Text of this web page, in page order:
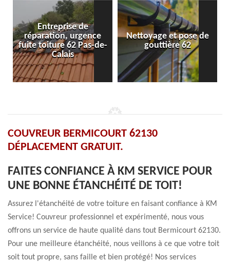
Nettoyage et pose de
gouttière 62
Pose et réparation de
velux 62
COUVREUR BERMICOURT 62130
DÉPLACEMENT GRATUIT.
FAITES CONFIANCE À KM SERVICE POUR
UNE BONNE ÉTANCHÉITÉ DE TOIT!
Assurez l'étanchéité de votre toiture en faisant confiance à KM
Service! Couvreur professionnel et expérimenté, nous vous
offrons un service de haute qualité dans tout Bermicourt 62130.
Pour une meilleure étanchéité, nous veillons à ce que votre toit
soit tout propre, sans faille et bien protégé! Nos services